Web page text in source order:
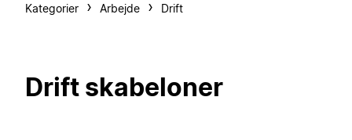
Kategorier Arbejde Drift
Drift skabeloner